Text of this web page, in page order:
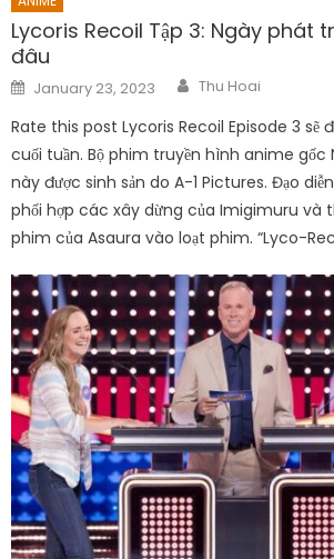
Lycoris Recoil Tập 3: Ngày phát
đâu
Posted
on
January 23, 2023 Author
Thu Hoai
Rate this post Lycoris Recoil Episode 3 sẽ
cuối tuần. Bộ phim truyền hình anime gốc
này được sinh sản do A-1 Pictures. Đạo
phối hợp các xây dừng của Imigimuru và
phim của Asaura vào loạt phim. “Lyco-